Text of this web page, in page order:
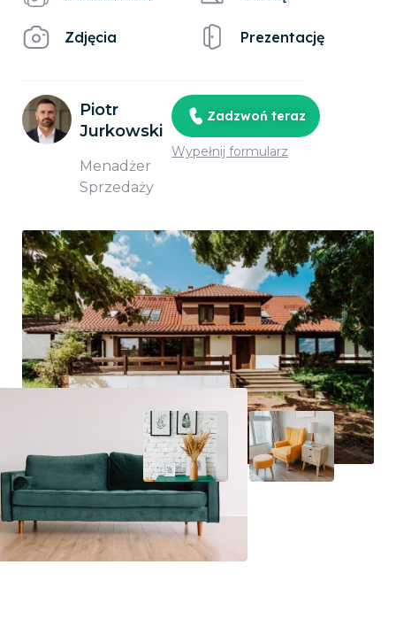
Zdjęcia Prezentację
Piotr
Jurkowski
Menadżer
Sprzedaży
Zadzwoń teraz
Wypełnij formularz